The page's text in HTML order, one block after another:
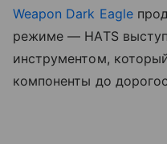
Weapon Dark Eagle
режиме — HATS
инструментом,
компоненты до